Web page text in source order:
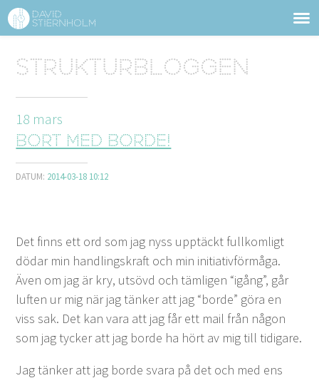
Sidhuvud
Navigering
FÖRELÄSNINGAR
BLOGG SHOP KUNDER PRESS SÖK
Strukturbloggen
18 mars
Bort med borde!
DATUM: 2014-03-18 10:12
Det finns ett ord som jag nyss upp­täckt ful­lkom­ligt
dödar min han­dlingskraft och min ini­tia­tivför­må­ga.
Även om jag är kry, utsövd och täm­li­gen “igång”, går
luften ur mig när jag tänker att jag “bor­de” göra en
viss sak. Det kan vara att jag får ett mail från någon
som jag tyck­er att jag bor­de ha hört av mig till tidigare.
Jag tänker att jag bor­de svara på det och med ens